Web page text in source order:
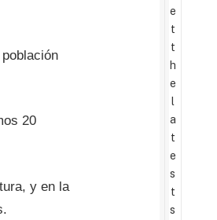
20
y en la
e
t
t
h
e
l
a
t
e
s
t
s